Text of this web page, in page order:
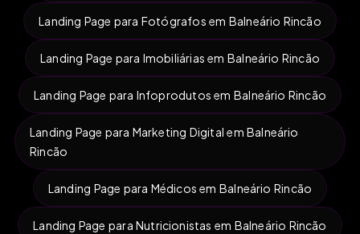
Landing Page para Fotógrafos em Balneário Rincão
Landing Page para Imobiliárias em Balneário Rincão
Landing Page para Infoprodutos em Balneário Rincão
Landing Page para Marketing Digital em Balneário
Rincão
Landing Page para Médicos em Balneário Rincão
Landing Page para Nutricionistas em Balneário Rincão